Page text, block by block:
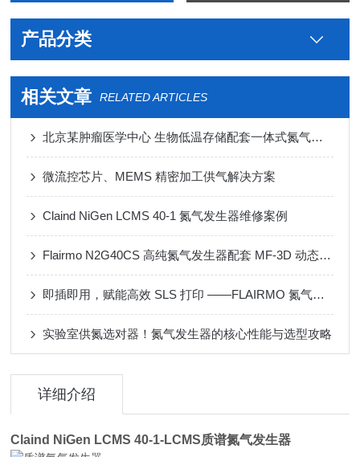
产品分类
相关文章 RELATED ARTICLES
北京某肿瘤医学中心 生物低温存储配套一体式氮气发生器
微流控芯片、MEMS 精密加工供气解决方案
Claind NiGen LCMS 40-1 氮气发生器维修案例
Flairmo N2G40CS 高纯氮气发生器配套 MF-3D 动态配气装置应用案例
即插即用，赋能高效 SLS 打印 ——FLAIRMO 氮气发生器应用成功案例
实验室供氮选对器！氮气发生器的核心性能与选型攻略
详细介绍
Claind NiGen LCMS 40-1-LCMS质谱氮气发生器